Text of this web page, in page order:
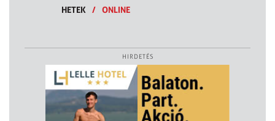
HETEK / ONLINE
HIRDETÉS